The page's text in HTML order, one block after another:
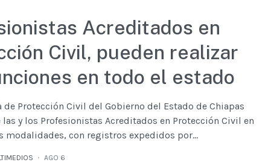
Acreditados en
Civil, pueden realizar
en todo el estado
de Protección Civil del Gobierno del Estado de Chiapas
y los Profesionistas Acreditados en Protección Civil en
modalidades, con registros expedidos por...
AGO 6